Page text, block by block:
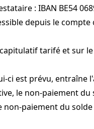
: IBAN BE54
depuis le
tarifé et sur
ci est prévu,
le non-paiement
paiement du